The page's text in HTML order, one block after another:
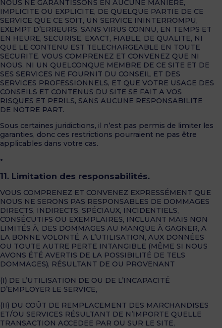
NOUS NE GARANTISSONS EN AUCUNE MANIERE,
IMPLICITE OU EXPLICITE, DE QUELQUE PARTIE DE CE
SERVICE QUE CE SOIT, UN SERVICE ININTERROMPU,
EXEMPT D’ERREURS, SANS VIRUS CONNU, EN TEMPS ET
EN HEURE, SECURISE, EXACT, FIABLE, DE QUALITE, NI
QUE LE CONTENU EST TELECHARGEABLE EN TOUTE
SECURITE. VOUS COMPRENEZ ET CONVENEZ QUE NI
NOUS, NI UN QUELCONQUE MEMBRE DE CE SITE ET DE
SES SERVICES NE FOURNIT DU CONSEIL ET DES
SERVICES PROFESSIONNELS, ET QUE VOTRE USAGE DES
CONSEILS ET CONTENUS DU SITE SE FAIT A VOS
RISQUES ET PERILS, SANS AUCUNE RESPONSABILITE
DE NOTRE PART.
Sous certaines juridictions, il n’est pas permis de limiter les
garanties, donc ces restrictions pourraient ne pas être
applicables dans votre cas.
•
11. Limitation des responsabilités.
VOUS COMPRENEZ ET CONVENEZ EXPRESSÉMENT QUE
NOUS NE SERONS PAS RESPONSABLES DE DOMMAGES
DIRECTS, INDIRECTS, SPÉCIAUX, INCIDENTIELS,
CONSÉCUTIFS OU EXEMPLAIRES, INCLUANT MAIS NON
LIMITÉS À, DES DOMMAGES AU MANQUE À GAGNER, A
LA BONNE VOLONTÉ, A L’UTILISATION, AUX DONNÉES
OU TOUTE AUTRE PERTE INTANGIBLE (MÊME SI NOUS
AVONS ÉTÉ AVERTIS DE LA POSSIBILITÉ DE TELS
DOMMAGES), RÉSULTANT DE OU PROVENANT
(I) DE L’UTILISATION DE OU DE L’INCAPACITÉ
D’EMPLOYER LE SERVICE,
(II) DU COÛT DE REMPLACEMENT DES MARCHANDISES
ET/OU SERVICES RÉSULTANT DE N’IMPORTE QUELLE
TRANSACTION ACCEDEE PAR OU SUR LE SITE,